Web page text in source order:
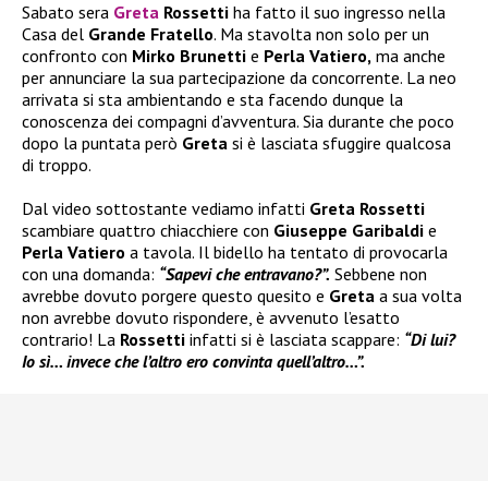
Sabato sera Greta Rossetti ha fatto il suo ingresso nella
Casa del Grande Fratello. Ma stavolta non solo per un
confronto con Mirko Brunetti e Perla Vatiero, ma anche
per annunciare la sua partecipazione da concorrente. La neo
arrivata si sta ambientando e sta facendo dunque la
conoscenza dei compagni d’avventura. Sia durante che poco
dopo la puntata però Greta si è lasciata sfuggire qualcosa
di troppo.
Dal video sottostante vediamo infatti Greta Rossetti
scambiare quattro chiacchiere con Giuseppe Garibaldi e
Perla Vatiero a tavola. Il bidello ha tentato di provocarla
con una domanda: “Sapevi che entravano?”. Sebbene non
avrebbe dovuto porgere questo quesito e Greta a sua volta
non avrebbe dovuto rispondere, è avvenuto l’esatto
contrario! La Rossetti infatti si è lasciata scappare: “Di lui?
Io sì… invece che l’altro ero convinta quell’altro…”.